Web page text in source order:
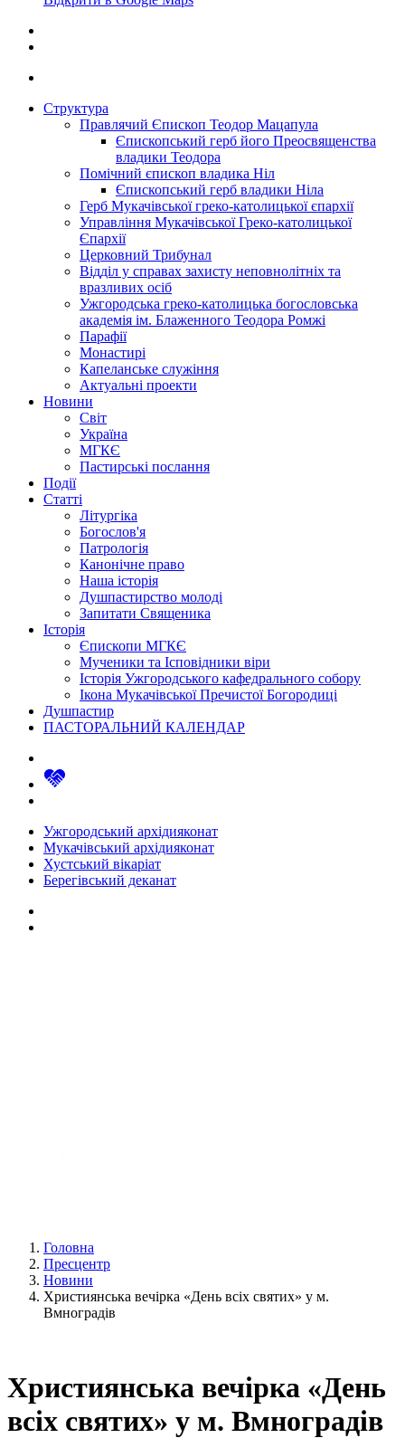
Структура
Правлячий Єпископ Теодор Мацапула
Єпископський герб його Преосвященства
владики Теодора
Помічний єпископ владика Ніл
Єпископський герб владики Ніла
Герб Мукачівської греко-католицької єпархії
Управління Мукачівської Греко-католицької
Єпархії
Церковний Трибунал
Відділ у справах захисту неповнолітніх та
вразливих осіб
Ужгородська греко-католицька богословська
академія ім. Блаженного Теодора Ромжі
Парафії
Монастирі
Капеланське служіння
Актуальні проекти
Новини
Світ
Україна
МГКЄ
Пастирські послання
Події
Статті
Літургіка
Богослов'я
Патрологія
Канонічне право
Наша історія
Душпастирство молоді
Запитати Священика
Історія
Єпископи МГКЄ
Мученики та Ісповідники віри
Історія Ужгородського кафедрального собору
Ікона Мукачівської Пречистої Богородиці
Душпастир
ПАСТОРАЛЬНИЙ КАЛЕНДАР
Ужгородський архідияконат
Мукачівський архідияконат
Хустський вікаріат
Берегівський деканат
Головна
Пресцентр
Новини
Християнська вечірка «День всіх святих» у м.
Вмноградів
Християнська вечірка «День
всіх святих» у м. Вмноградів